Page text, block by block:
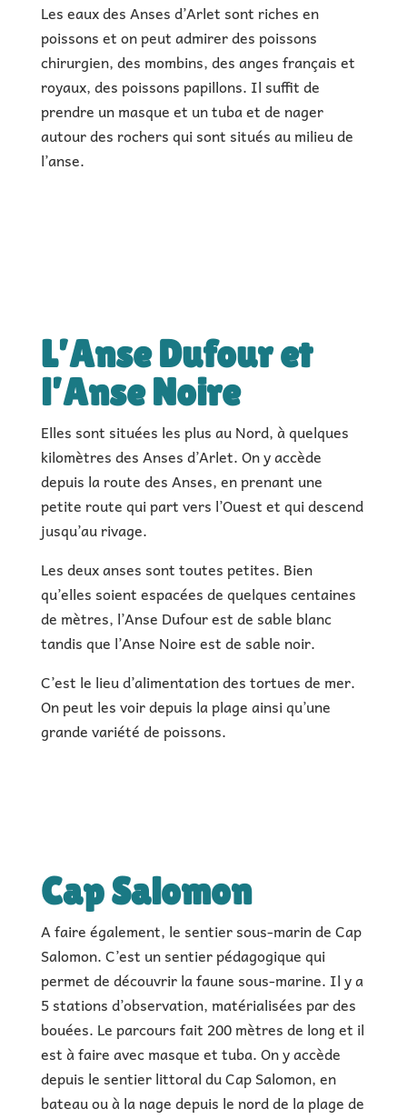
Les eaux des Anses d’Arlet sont riches en
poissons et on peut admirer des poissons
chirurgien, des mombins, des anges français et
royaux, des poissons papillons. Il suffit de
prendre un masque et un tuba et de nager
autour des rochers qui sont situés au milieu de
l’anse.
L’Anse Dufour et
l’Anse Noire
Elles sont situées les plus au Nord, à quelques
kilomètres des Anses d’Arlet. On y accède
depuis la route des Anses, en prenant une
petite route qui part vers l’Ouest et qui descend
jusqu’au rivage.
Les deux anses sont toutes petites. Bien
qu’elles soient espacées de quelques centaines
de mètres, l’Anse Dufour est de sable blanc
tandis que l’Anse Noire est de sable noir.
C’est le lieu d’alimentation des tortues de mer.
On peut les voir depuis la plage ainsi qu’une
grande variété de poissons.
Cap Salomon
A faire également, le sentier sous-marin de Cap
Salomon. C’est un sentier pédagogique qui
permet de découvrir la faune sous-marine. Il y a
5 stations d’observation, matérialisées par des
bouées. Le parcours fait 200 mètres de long et il
est à faire avec masque et tuba. On y accède
depuis le sentier littoral du Cap Salomon, en
bateau ou à la nage depuis le nord de la plage de